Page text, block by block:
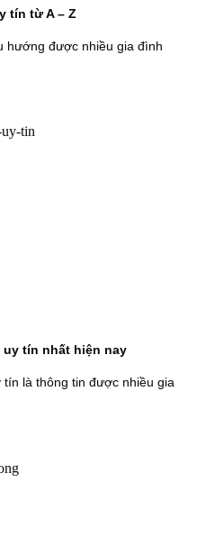
tín từ A – Z
hướng được nhiều gia đình
uy tín nhất hiện nay
tín là thông tin được nhiều gia